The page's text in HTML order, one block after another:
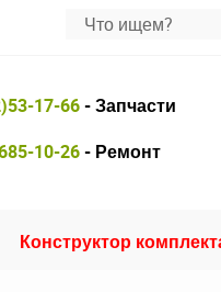
17-66- Запчасти
10-26- Ремонт
Конструктор